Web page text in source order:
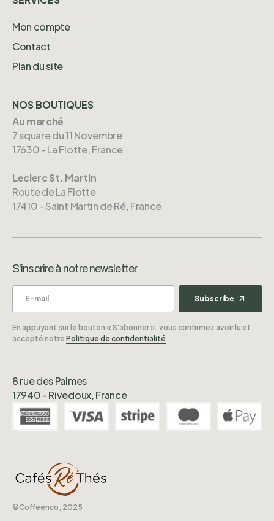
Mon compte
Contact
Plan du site
NOS BOUTIQUES
Au marché
7 square du 11 Novembre
17630 - La Flotte, France
Leclerc St. Martin
Route de La Flotte
17410 - Saint Martin de Ré, France
©️Coffeenco, 2025
8 rue des Palmes
17940 - Rivedoux, France
S'inscrire à notre newsletter
Subscribe
En appuyant sur le bouton « S'abonner », vous confirmez avoir lu et
accepté notre Politique de confidentialité